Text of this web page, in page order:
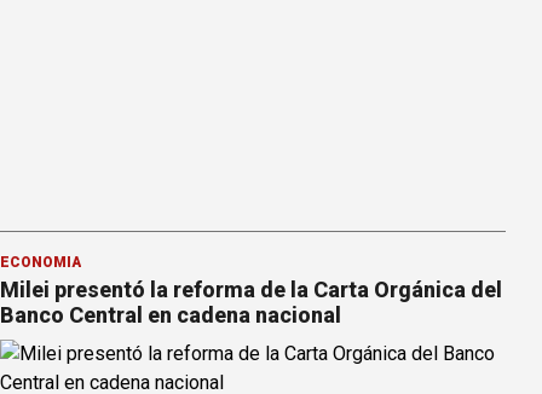
ECONOMÍA
Milei presentó la reforma de la Carta Orgánica del
Banco Central en cadena nacional